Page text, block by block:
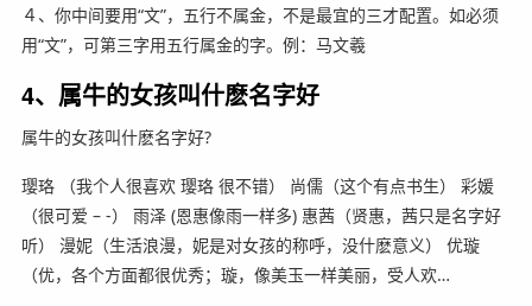
４、你中间要用“文”，五行不属金，不是最宜的三才配置。如必须
用“文”，可第三字用五行属金的字。例：马文羲
4、属牛的女孩叫什麽名字好
属牛的女孩叫什麽名字好?
璎珞 （我个人很喜欢 璎珞 很不错） 尚儒（这个有点书生） 彩媛
（很可爱 – -） 雨泽 (恩惠像雨一样多) 惠茜（贤惠，茜只是名字好
听） 漫妮（生活浪漫，妮是对女孩的称呼，没什麽意义） 优璇
（优，各个方面都很优秀；璇，像美玉一样美丽，受人欢…